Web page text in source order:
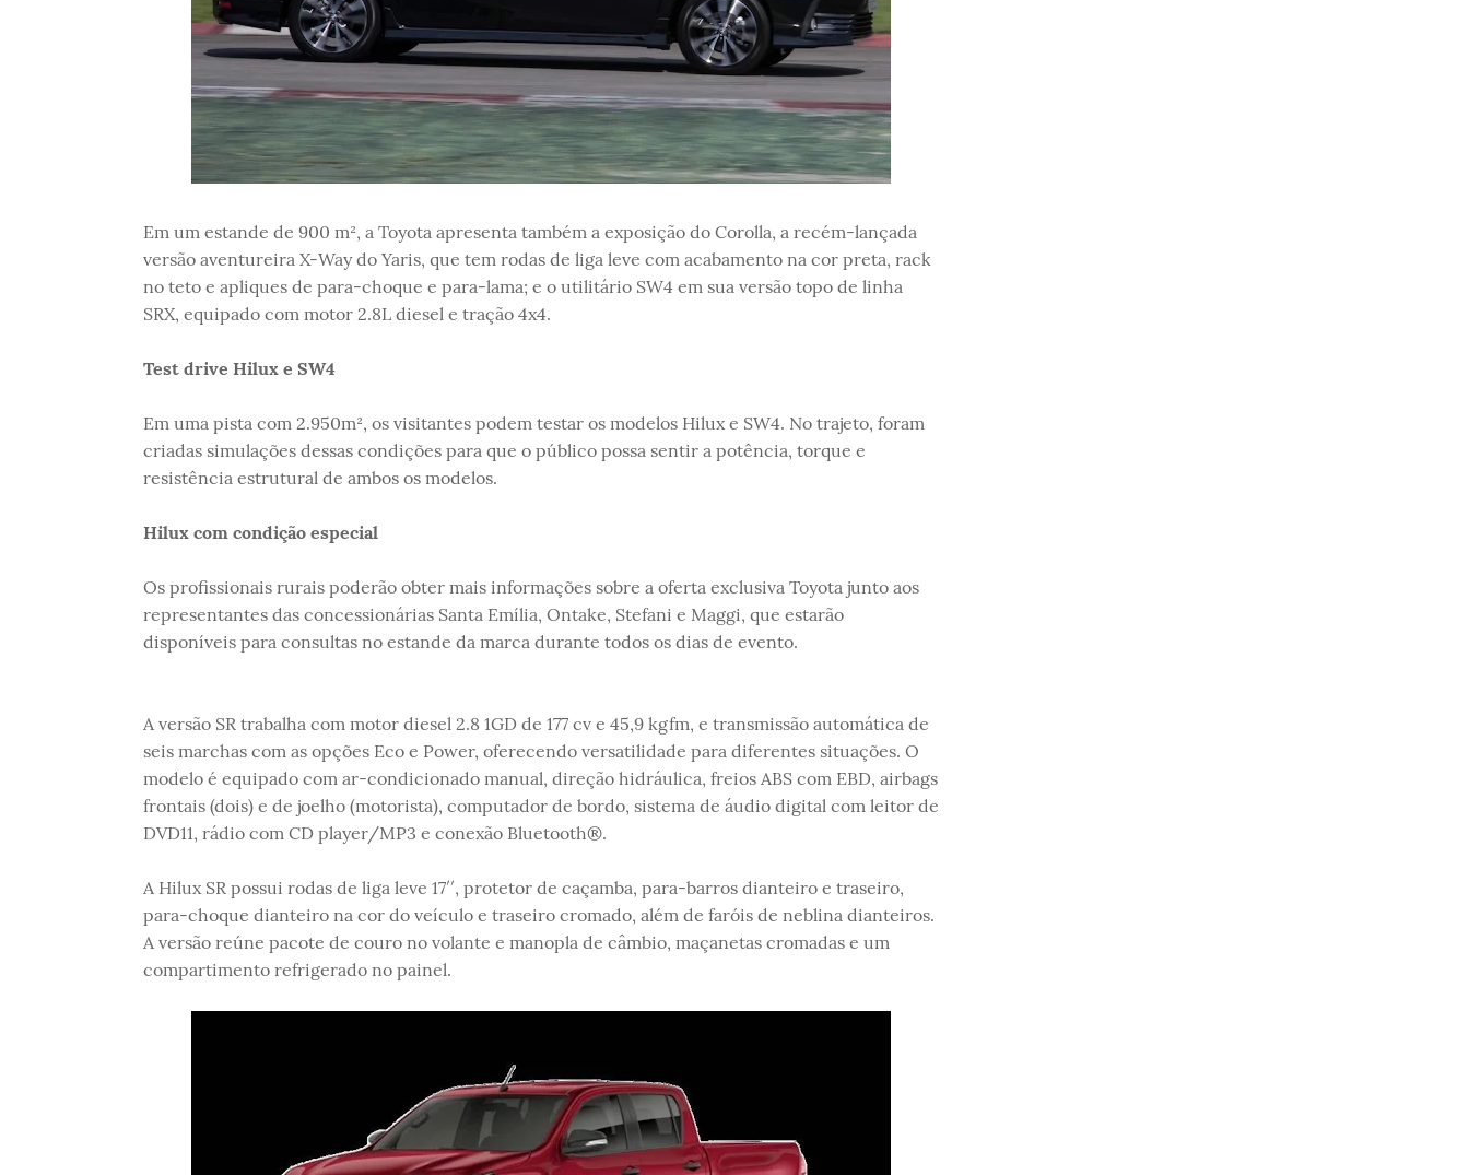
Em um estande de 900 m², a Toyota apresenta também a exposição do Corolla, a recém-lançada
versão aventureira X-Way do Yaris, que tem rodas de liga leve com acabamento na cor preta, rack
no teto e apliques de para-choque e para-lama; e o utilitário SW4 em sua versão topo de linha
SRX, equipado com motor 2.8L diesel e tração 4x4.
Test drive Hilux e SW4
Em uma pista com 2.950m², os visitantes podem testar os modelos Hilux e SW4. No trajeto, foram
criadas simulações dessas condições para que o público possa sentir a potência, torque e
resistência estrutural de ambos os modelos.
Hilux com condição especial
Os profissionais rurais poderão obter mais informações sobre a oferta exclusiva Toyota junto aos
representantes das concessionárias Santa Emília, Ontake, Stefani e Maggi, que estarão
disponíveis para consultas no estande da marca durante todos os dias de evento.
A versão SR trabalha com motor diesel 2.8 1GD de 177 cv e 45,9 kgfm, e transmissão automática de
seis marchas com as opções Eco e Power, oferecendo versatilidade para diferentes situações. O
modelo é equipado com ar-condicionado manual, direção hidráulica, freios ABS com EBD, airbags
frontais (dois) e de joelho (motorista), computador de bordo, sistema de áudio digital com leitor de
DVD11, rádio com CD player/MP3 e conexão Bluetooth®.
A Hilux SR possui rodas de liga leve 17′′, protetor de caçamba, para-barros dianteiro e traseiro,
para-choque dianteiro na cor do veículo e traseiro cromado, além de faróis de neblina dianteiros.
A versão reúne pacote de couro no volante e manopla de câmbio, maçanetas cromadas e um
compartimento refrigerado no painel.